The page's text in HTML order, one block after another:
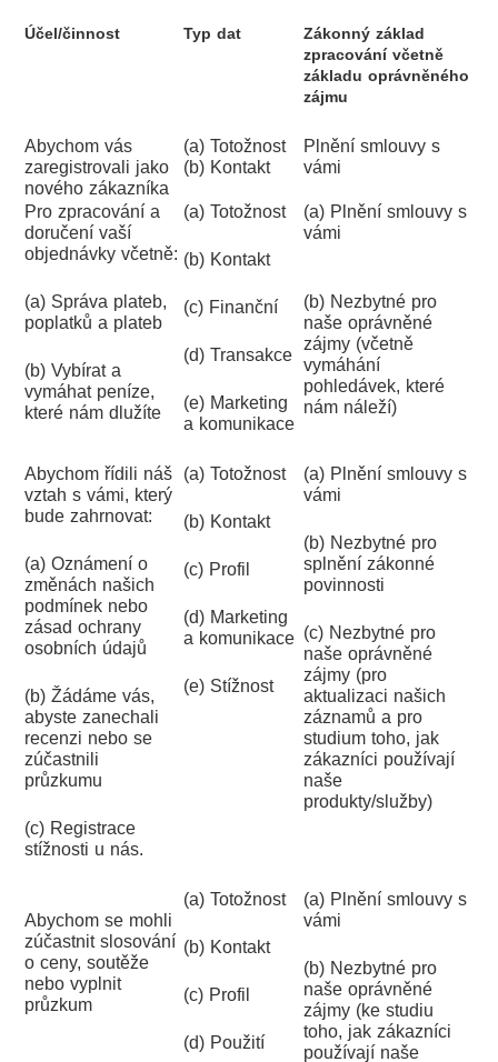
Účel/činnost Typ dat
Zákonný základ
zpracování včetně
základu oprávněného
zájmu
Abychom vás
zaregistrovali jako
nového zákazníka
(a) Totožnost
(b) Kontakt
Plnění smlouvy s
vámi
Pro zpracování a
doručení vaší
objednávky včetně:
(a) Správa plateb,
poplatků a plateb
(b) Vybírat a
vymáhat peníze,
které nám dlužíte
(a) Totožnost
(b) Kontakt
(c) Finanční
(d) Transakce
(e) Marketing
a komunikace
(a) Plnění smlouvy s
vámi
(b) Nezbytné pro
naše oprávněné
zájmy (včetně
vymáhání
pohledávek, které
nám náleží)
Abychom řídili náš
vztah s vámi, který
bude zahrnovat:
(a) Oznámení o
změnách našich
podmínek nebo
zásad ochrany
osobních údajů
(b) Žádáme vás,
abyste zanechali
recenzi nebo se
zúčastnili
průzkumu
(c) Registrace
stížnosti u nás.
(a) Totožnost
(b) Kontakt
(c) Profil
(d) Marketing
a komunikace
(e) Stížnost
(a) Plnění smlouvy s
vámi
(b) Nezbytné pro
splnění zákonné
povinnosti
(c) Nezbytné pro
naše oprávněné
zájmy (pro
aktualizaci našich
záznamů a pro
studium toho, jak
zákazníci používají
naše
produkty/služby)
Abychom se mohli
zúčastnit slosování
o ceny, soutěže
nebo vyplnit
průzkum
(a) Totožnost
(b) Kontakt
(c) Profil
(d) Použití
(a) Plnění smlouvy s
vámi
(b) Nezbytné pro
naše oprávněné
zájmy (ke studiu
toho, jak zákazníci
používají naše